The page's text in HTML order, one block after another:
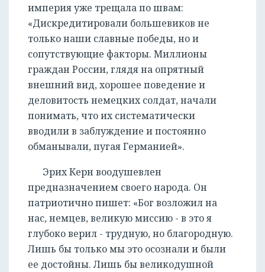
империя уже трещала по швам:
«Дискредитировали большевиков не
только наши славные победы, но и
сопутствующие факторы. Миллионы
граждан России, глядя на опрятный
внешний вид, хорошее поведение и
деловитость немецких солдат, начали
понимать, что их систематически
вводили в заблуждение и постоянно
обманывали, пугая Германией».
Эрих Керн воодушевлен
предназначением своего народа. Он
патриотично пишет: «Бог возложил на
нас, немцев, великую миссию - в это я
глубоко верил - трудную, но благородную.
Лишь бы только мы это осознали и были
ее достойны. Лишь бы великодушной